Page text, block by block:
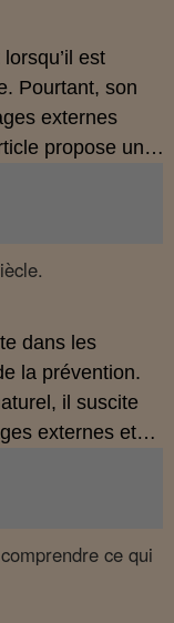
et sans
est
Pourtant, son
externes
propose une
à la
de mieux
dans une
dans les
la prévention.
il suscite
externes et
claire, moderne
de 2026.
ce qui